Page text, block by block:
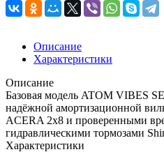
Описание
Характеристики
Описание
Базовая модель ATOM VIBES
надёжной амортизационной
ACERA 2х8 и проверенными
гидравлическими тормозами
Характеристики